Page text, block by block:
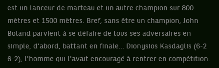
est un lanceur de marteau et un autre champion sur 800
mètres et 1500 mètres. Bref, sans être un champion, John
Boland parvient à se défaire de tous ses adversaires en
simple, d'abord, battant en finale… Dionysios Kasdaglis (6-2
6-2), l'homme qui l'avait encouragé à rentrer en compétition.